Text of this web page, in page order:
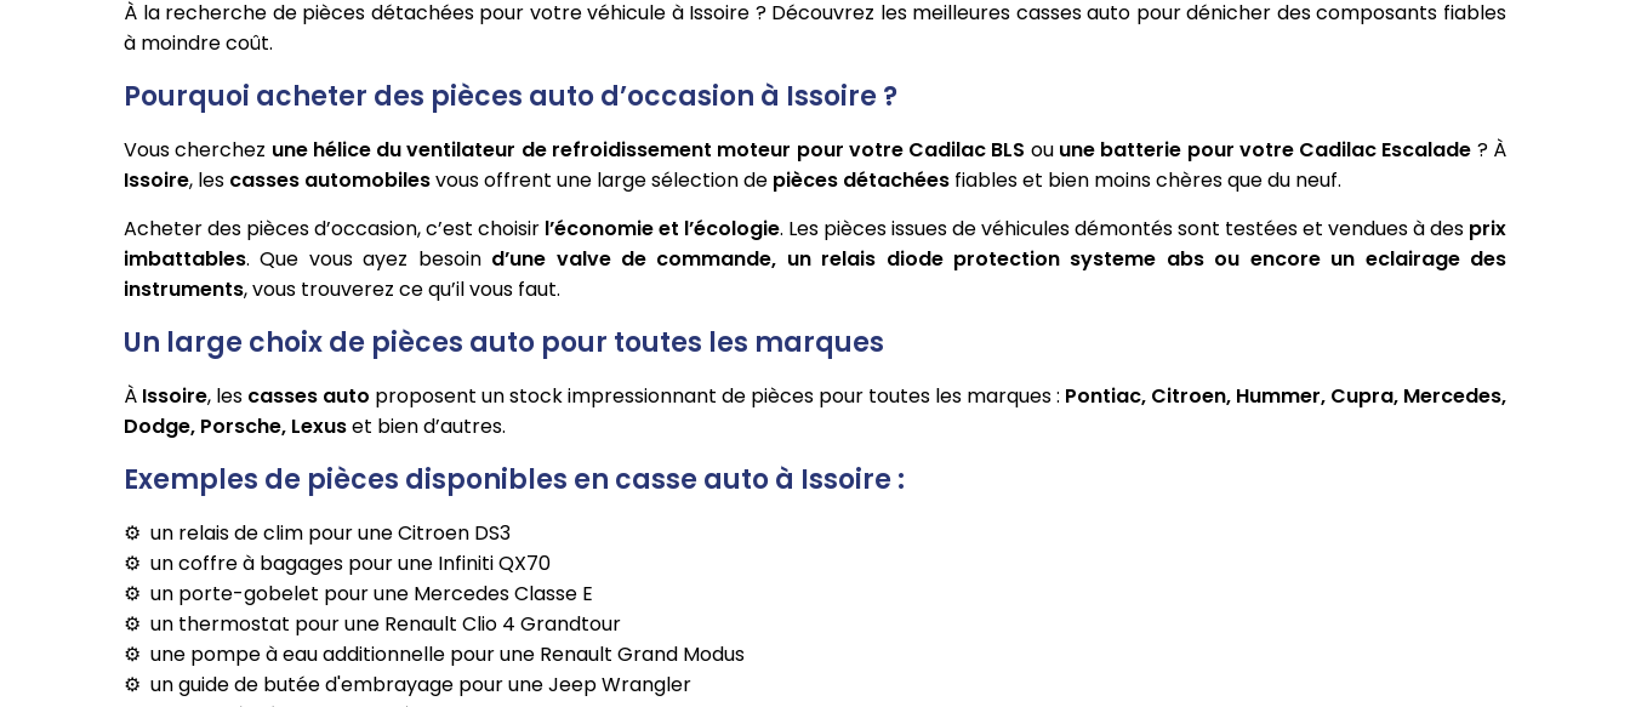
À la recherche de pièces détachées pour votre véhicule à Issoire ? Découvrez les meilleures casses auto pour dénicher des composants fiables
à moindre coût.
Pourquoi acheter des pièces auto d’occasion à Issoire ?
Vous cherchez une hélice du ventilateur de refroidissement moteur pour votre Cadilac BLS ou une batterie pour votre Cadilac Escalade ? À
Issoire, les casses automobilesvous offrent une large sélection de pièces détachées fiables et bien moins chères que du neuf.
Acheter des pièces d’occasion, c’est choisir l’économie et l’écologie. Les pièces issues de véhicules démontés sont testées et vendues à des prix
imbattables. Que vous ayez besoin d’une valve de commande, un relais diode protection systeme abs ou encore un eclairage des
instruments, vous trouverez ce qu’il vous faut.
Un large choix de pièces auto pour toutes les marques
À Issoire, les casses auto proposent un stock impressionnant de pièces pour toutes les marques : Pontiac, Citroen, Hummer, Cupra, Mercedes,
Dodge, Porsche, Lexuset bien d’autres.
Exemples de pièces disponibles en casse auto à Issoire :
un relais de clim pour une Citroen DS3
un coffre à bagages pour une Infiniti QX70
un porte-gobelet pour une Mercedes Classe E
un thermostat pour une Renault Clio 4 Grandtour
une pompe à eau additionnelle pour une Renault Grand Modus
un guide de butée d'embrayage pour une Jeep Wrangler